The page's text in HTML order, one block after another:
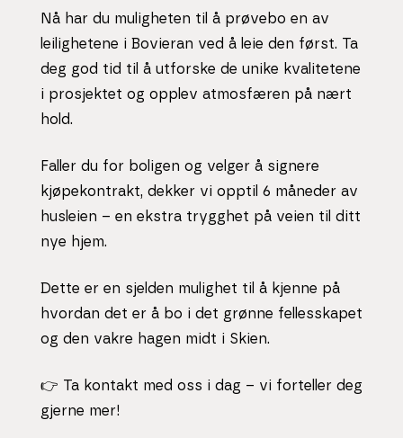
Nå har du muligheten til å prøvebo en av
leilighetene i Bovieran ved å leie den først. Ta
deg god tid til å utforske de unike kvalitetene
i prosjektet og opplev atmosfæren på nært
hold.
Faller du for boligen og velger å signere
kjøpekontrakt, dekker vi opptil 6 måneder av
husleien – en ekstra trygghet på veien til ditt
nye hjem.
Dette er en sjelden mulighet til å kjenne på
hvordan det er å bo i det grønne fellesskapet
og den vakre hagen midt i Skien.
👉 Ta kontakt med oss i dag – vi forteller deg
gjerne mer!